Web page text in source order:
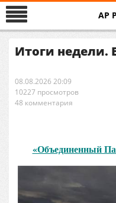
AP
Итоги недели.
08.08.2026 20:09
10227 просмотров
48 комментария
«Объединенный